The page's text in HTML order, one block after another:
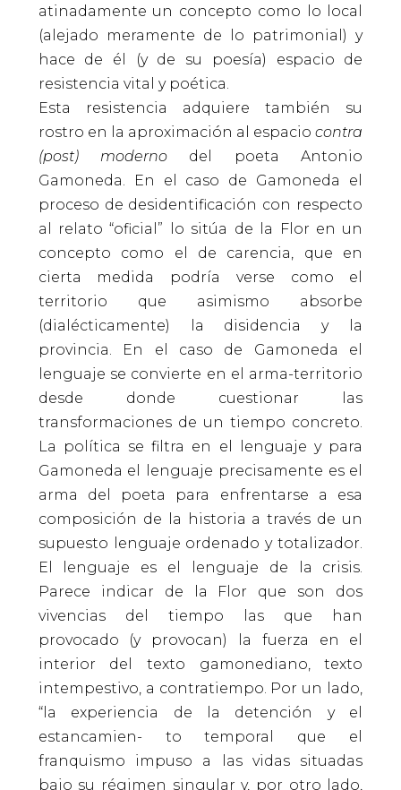
atinadamente un concepto como lo local
(alejado meramente de lo patrimonial) y
hace de él (y de su poesía) espacio de
resistencia vital y poética.
Esta resistencia adquiere también su
rostro en la aproximación al espaciocontra
(post) moderno del poeta Antonio
Gamoneda. En el caso de Gamoneda el
proceso de desidentificación con respecto
al relato “oficial” lo sitúa de la Flor en un
concepto como el de carencia, que en
cierta medida podría verse como el
territorio que asimismo absorbe
(dialécticamente) la disidencia y la
provincia. En el caso de Gamoneda el
lenguaje se convierte en el arma-territorio
desde donde cuestionar las
transformaciones de un tiempo concreto.
La política se filtra en el lenguaje y para
Gamoneda el lenguaje precisamente es el
arma del poeta para enfrentarse a esa
composición de la historia a través de un
supuesto lenguaje ordenado y totalizador.
El lenguaje es el lenguaje de la crisis.
Parece indicar de la Flor que son dos
vivencias del tiempo las que han
provocado (y provocan) la fuerza en el
interior del texto gamonediano, texto
intempestivo, a contratiempo. Por un lado,
“la experiencia de la detención y el
estancamien- to temporal que el
franquismo impuso a las vidas situadas
bajo su régimen singular y, por otro lado,